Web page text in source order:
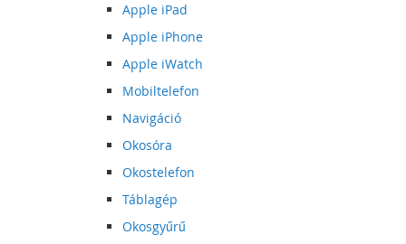
Apple iPad
Apple iPhone
Apple iWatch
Mobiltelefon
Navigáció
Okosóra
Okostelefon
Táblagép
Okosgyűrű